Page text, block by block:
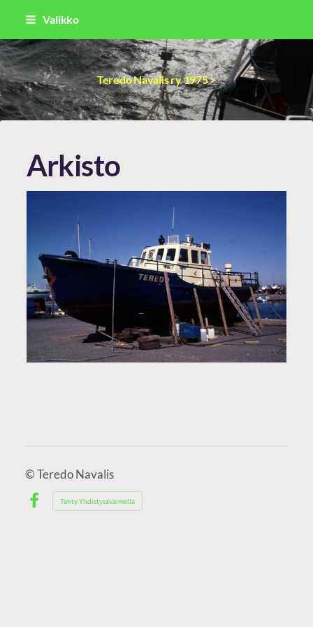
Siirry
sisältöön
Valikko
Teredo Navalis ry 1975 >
Arkisto
© Teredo Navalis
Facebook
Tehty Yhdistysavaimella